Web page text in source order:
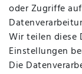
MAPALI VOR
oder Zugriffe
Wir teilen diese
Einstellungen
Die